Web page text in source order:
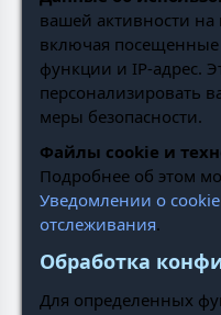
вашей активности
включая
функции и IP-адрес.
персонализировать
меры безопасности.
Файлы cookie и
Подробнее об этом
Уведомлении о
отслеживания.
Обработка
Для определенных